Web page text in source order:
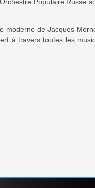
Populaire Russe
moderne de Jacques
à travers toutes les